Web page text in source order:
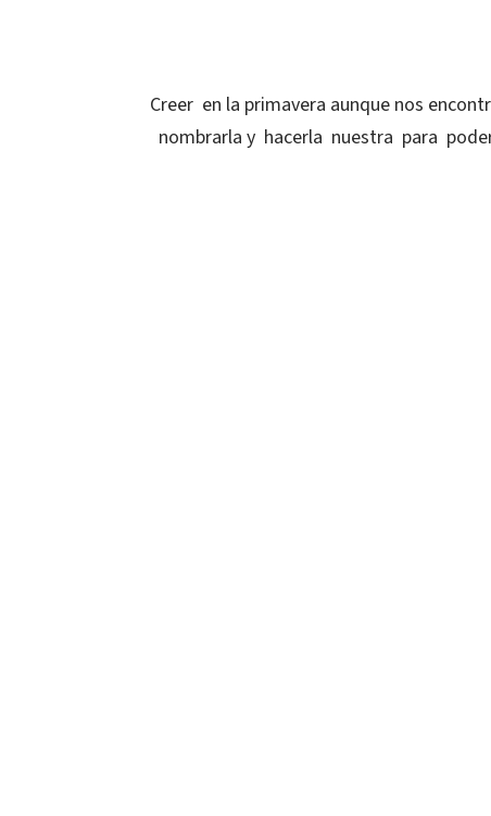
Creer en la primavera aunque nos
nombrarla y hacerla nuestra para